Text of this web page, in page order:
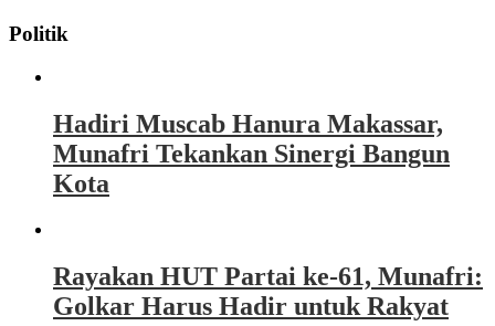
Politik
Hadiri Muscab Hanura Makassar,
Munafri Tekankan Sinergi Bangun
Kota
Rayakan HUT Partai ke-61, Munafri:
Golkar Harus Hadir untuk Rakyat